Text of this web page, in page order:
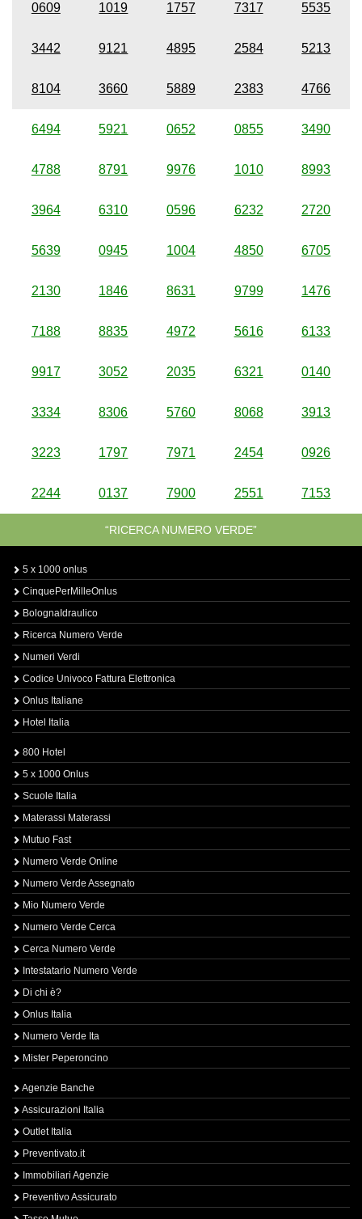
0609 1019 1757 7317 5535
3442 9121 4895 2584 5213
8104 3660 5889 2383 4766
6494 5921 0652 0855 3490
4788 8791 9976 1010 8993
3964 6310 0596 6232 2720
5639 0945 1004 4850 6705
2130 1846 8631 9799 1476
7188 8835 4972 5616 6133
9917 3052 2035 6321 0140
3334 8306 5760 8068 3913
3223 1797 7971 2454 0926
2244 0137 7900 2551 7153
“RICERCA NUMERO VERDE”
5 x 1000 onlus
CinquePerMilleOnlus
BolognaIdraulico
Ricerca Numero Verde
Numeri Verdi
Codice Univoco Fattura Elettronica
Onlus Italiane
Hotel Italia
800 Hotel
5 x 1000 Onlus
Scuole Italia
Materassi Materassi
Mutuo Fast
Numero Verde Online
Numero Verde Assegnato
Mio Numero Verde
Numero Verde Cerca
Cerca Numero Verde
Intestatario Numero Verde
Di chi è?
Onlus Italia
Numero Verde Ita
Mister Peperoncino
Agenzie Banche
Assicurazioni Italia
Outlet Italia
Preventivato.it
Immobiliari Agenzie
Preventivo Assicurato